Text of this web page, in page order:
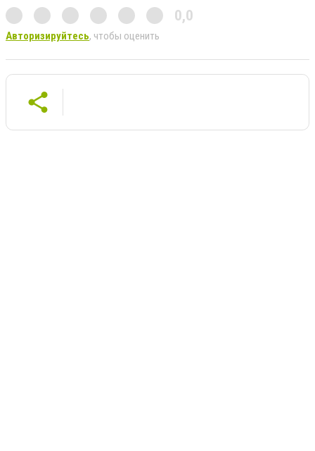
0,0
Авторизируйтесь, чтобы оценить